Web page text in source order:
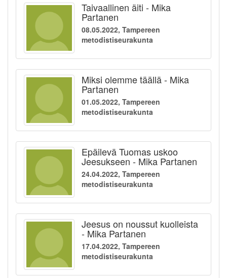
Taivaallinen äiti - Mika
Partanen
08.05.2022, Tampereen
metodistiseurakunta
Miksi olemme täällä - Mika
Partanen
01.05.2022, Tampereen
metodistiseurakunta
Epäilevä Tuomas uskoo
Jeesukseen - Mika Partanen
24.04.2022, Tampereen
metodistiseurakunta
Jeesus on noussut kuolleista
- Mika Partanen
17.04.2022, Tampereen
metodistiseurakunta